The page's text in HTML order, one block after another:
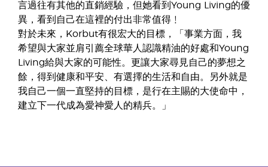
言過往有其他的直銷經驗，但她看到Young Living的優
異，看到自己在這裡的付出非常值得﹗
對於未來，Korbut有很宏大的目標，「事業方面，我
希望與大家並肩引薦全球華人認識精油的好處和Young
Living給與大家的可能性。更讓大家尋見自己的夢想之
餘，得到健康和平安、有選擇的生活和自由。另外就是
我自己一個一直堅持的目標，是行在主賜的大使命中，
建立下一代成為愛神愛人的精兵。」